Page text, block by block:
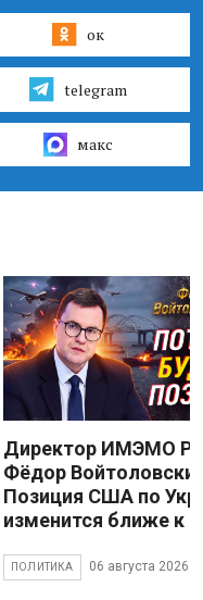
ок
telegram
макс
Директор ИМЭМО
Фёдор
Позиция США по
изменится ближе к
ПОЛИТИКА 06 августа 2026